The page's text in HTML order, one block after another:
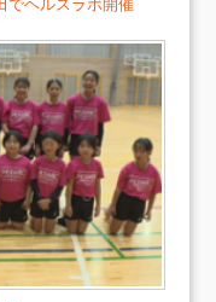
ヘルスラボ開催